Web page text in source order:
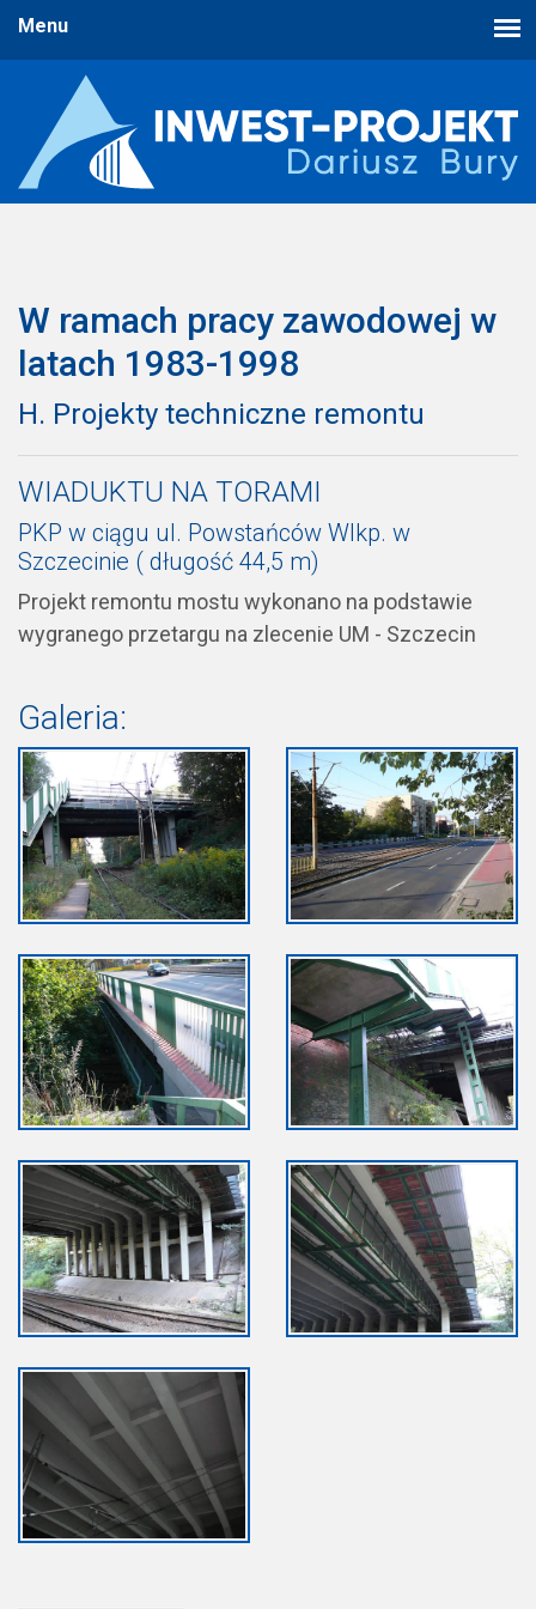
W ramach pracy zawodowej w
latach 1983-1998
H. Projekty techniczne remontu
WIADUKTU NA TORAMI
PKP w ciągu ul. Powstańców Wlkp. w
Szczecinie ( długość 44,5 m)
Projekt remontu mostu wykonano na podstawie
wygranego przetargu na zlecenie UM - Szczecin
Galeria: